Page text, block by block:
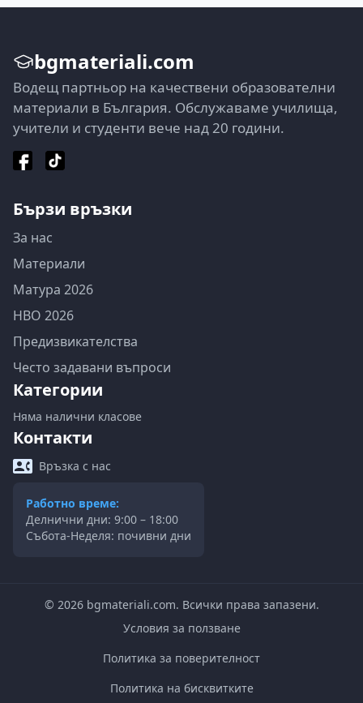
bgmateriali.com
Водещ партньор на качествени образователни
материали в България. Обслужаваме училища,
учители и студенти вече над 20 години.
Бързи връзки
За нас
Материали
Матура 2026
НВО 2026
Предизвикателства
Често задавани въпроси
Категории
Няма налични класове
Контакти
Връзка с нас
Работно време:
Делнични дни: 9:00 – 18:00
Събота-Неделя: почивни дни
© 2026bgmateriali.com. Всички права запазени.
Условия за ползване
Политика за поверителност
Политика на бисквитките